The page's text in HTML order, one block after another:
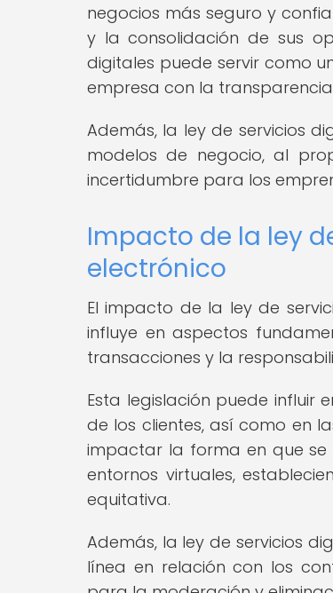
negocios más seguro y
y la consolidación de sus
digitales puede servir como
empresa con la
Además, la ley de servicios
modelos de negocio, al
incertidumbre para los
Impacto de la ley
electrónico
El impacto de la ley de
influye en aspectos
transacciones y la
Esta legislación puede influir
de los clientes, así como en
impactar la forma en que se
entornos virtuales,
equitativa.
Además, la ley de servicios
línea en relación con los